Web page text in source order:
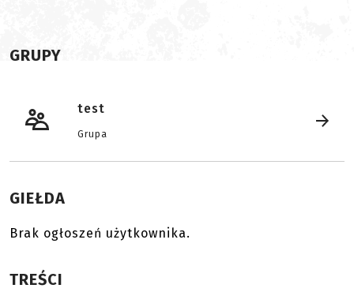
GRUPY
test
Grupa
GIEŁDA
Brak ogłoszeń użytkownika.
TREŚCI